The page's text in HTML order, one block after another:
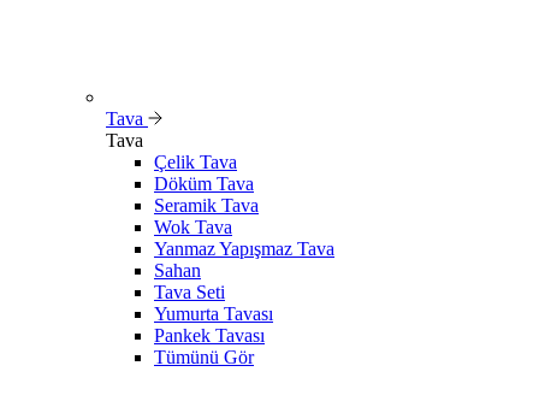
Tava
Tava
Çelik Tava
Döküm Tava
Seramik Tava
Wok Tava
Yanmaz Yapışmaz Tava
Sahan
Tava Seti
Yumurta Tavası
Pankek Tavası
Tümünü Gör